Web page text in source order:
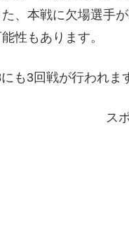
、本戦に欠場選手
性もあります。
も3回戦が行われま
ス